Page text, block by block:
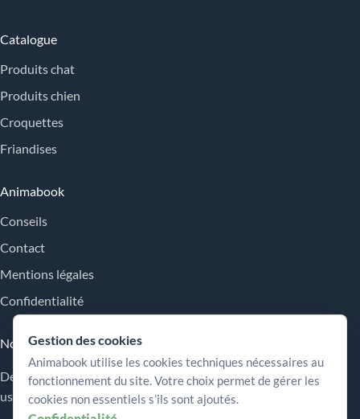
Catalogue
Produits chat
Produits chien
Croquettes
Friandises
Animabook
Conseils
Contact
Mentions légales
Confidentialité
Nos engagements
Des repères simples pour comparer les offres, comprendre les
usages et choisir plus sereinement.
Gestion des cookies
Animabook utilise les cookies techniques nécessaires au
fonctionnement du site. Votre choix permet de gérer les
cookies non essentiels s’ils sont ajoutés.